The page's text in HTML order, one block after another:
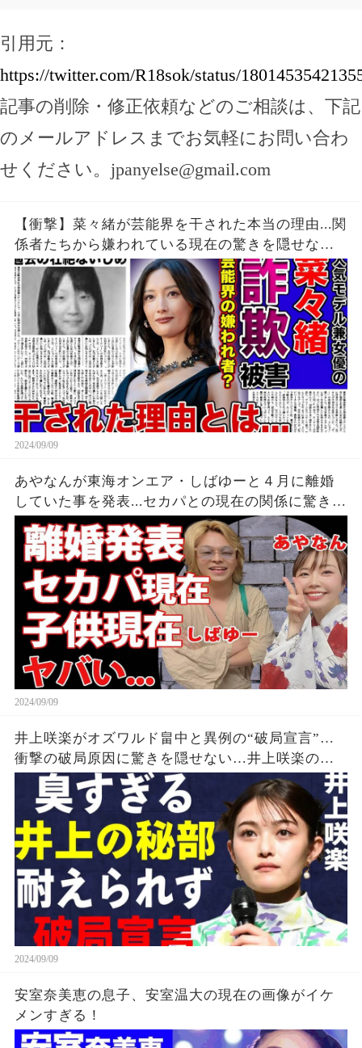
引用元：
https://twitter.com/R18sok/status/
記事の削除・修正依頼などのご相談は、下記
のメールアドレスまでお気軽にお問い合わ
せください。 jpanyelse@gmail.com
【衝撃】菜々緒が芸能界を干された本当の理由...関
係者たちから嫌われている現在の驚きを隠せな
い！！詐欺被害にまで遭っている衝撃の現在...過去
の壮絶ないじめに一同驚愕！！
2024/09/09
あやなんが東海オンエア・しばゆーと４月に離婚
していた事を発表...セカパとの現在の関係に驚きを
隠せない...『しばゆー＆あやなん』夫婦の精神崩壊
した現在がヤバい...
2024/09/09
井上咲楽がオズワルド畠中と異例の“破局宣言”…
衝撃の破局原因に驚きを隠せない…井上咲楽の介
護生活の真相
2024/09/09
安室奈美恵の息子、安室温大の現在の画像がイケ
メンすぎる！